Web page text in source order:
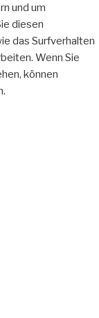
und um
diesen
das Surfverhalten
Wenn Sie
können